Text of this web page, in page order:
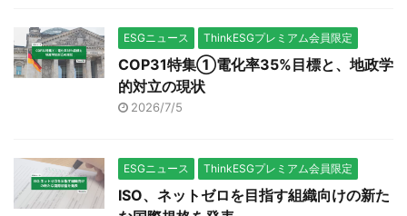
ESGニュース ThinkESGプレミアム会員限定
COP31特集①電化率35%目標と、地政学
的対立の現状
2026/7/5
ESGニュース ThinkESGプレミアム会員限定
ISO、ネットゼロを目指す組織向けの新た